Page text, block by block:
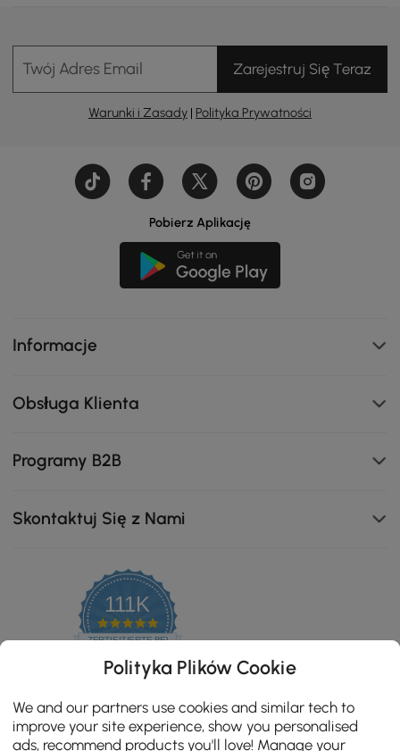
Bardzo duża przestrzeń do przechowywania, która
Prosty i nowoczesny luksusowy styl, który pasuje do
każdego stylu wnętrza.
Twój Adres Email Zarejestruj Się Teraz
Warunki i Zasady | Polityka Prywatności
Pobierz Aplikację
Informacje
Obsługa Klienta
Programy B2B
Skontaktuj Się z Nami
111K
4.8
star
ZERTIFIZIERTE BEWERTUNGEN
Polityka Plików Cookie
We and our partners use cookies and similar tech to
improve your site experience, show you personalised
ads, recommend products you'll love! Manage your